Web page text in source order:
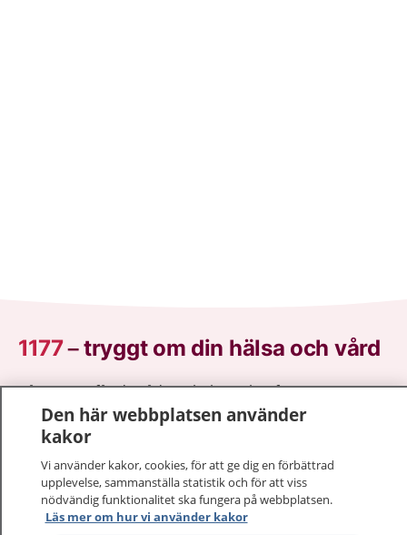
1177–tryggt om din hälsa och vård
På 1177.se får du råd om hälsa och information om
sjukdomar och vilka mottagningar du kan kontakta.
Logga in för att läsa din journal och göra dina
vårdärenden. Ring telefonnummer 1177 för
sjukvårdsrådgivning dygnet runt.
1177 ger dig råd när du vill må bättre.
Den här webbplatsen använder
kakor
Vi använder kakor, cookies, för att ge dig en förbättrad
upplevelse, sammanställa statistik och för att viss
nödvändig funktionalitet ska fungera på webbplatsen.
Läs mer om hur vi använder kakor